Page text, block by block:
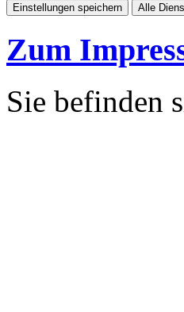
Einstellungen speichern Alle
Zum
Sie befinden